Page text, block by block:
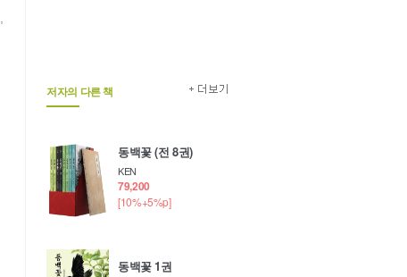
저자의 다른 책
동백꽃 (전 8권)
KEN
79,200
[10%+5%p]
동백꽃 1권